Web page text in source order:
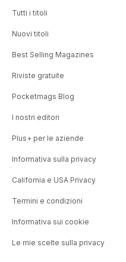
Tutti i titoli
Nuovi titoli
Best Selling Magazines
Riviste gratuite
Pocketmags Blog
I nostri editori
Plus+ per le aziende
Informativa sulla privacy
California e USA Privacy
Termini e condizioni
Informativa sui cookie
Le mie scelte sulla privacy